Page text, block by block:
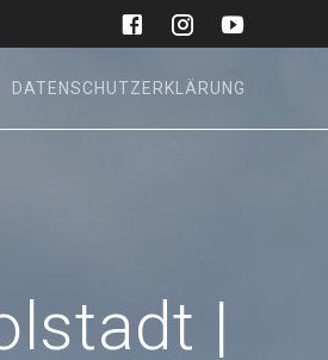
DATENSCHUTZERKLÄRUNG
|